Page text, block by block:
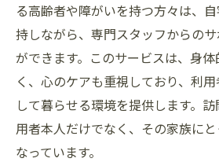
る高齢者や障がいを持つ方々は、
持しながら、専門スタッフからの
ができます。このサービスは、身
く、心のケアも重視しており、利
して暮らせる環境を提供します。
用者本人だけでなく、その家族に
なっています。